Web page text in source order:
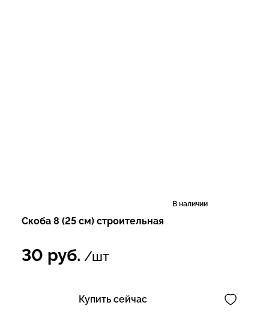
В наличии
Скоба 8 (25 см) строительная
30 руб. /шт
Купить сейчас